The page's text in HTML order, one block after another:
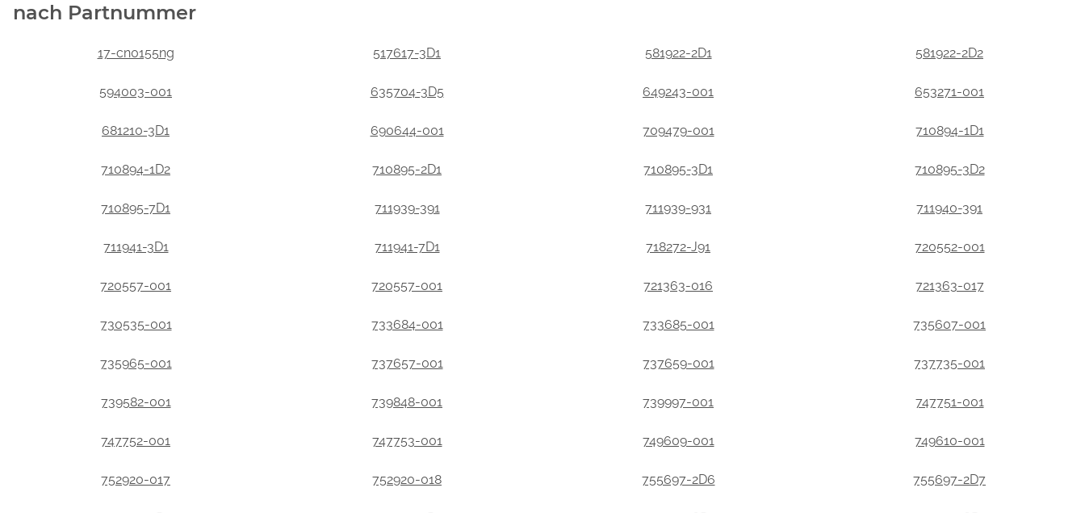
nach Partnummer
17-cn0155ng 517617-3D1 581922-2D1 581922-2D2
594003-001 635704-3D5 649243-001 653271-001
681210-3D1 690644-001 709479-001 710894-1D1
710894-1D2 710895-2D1 710895-3D1 710895-3D2
710895-7D1 711939-391 711939-931 711940-391
711941-3D1 711941-7D1 718272-J91 720552-001
720557-001 720557-001 721363-016 721363-017
730535-001 733684-001 733685-001 735607-001
735965-001 737657-001 737659-001 737735-001
739582-001 739848-001 739997-001 747751-001
747752-001 747753-001 749609-001 749610-001
752920-017 752920-018 755697-2D6 755697-2D7